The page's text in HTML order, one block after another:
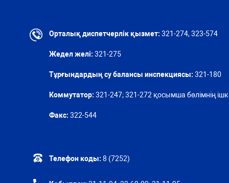
Орталық диспетчерлік қызмет: 321-274, 323-574
Жедел желі: 321-275
Тұрғындардың су балансы инспекциясы: 321-180
Коммутатор: 321-247; 321-272 қосымша бөлімнің ішкі
Факс: 322-544
Телефон коды: 8 (7252)